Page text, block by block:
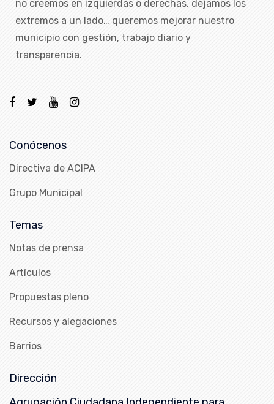
no creemos en izquierdas o derechas, dejamos los
extremos a un lado… queremos mejorar nuestro
municipio con gestión, trabajo diario y
transparencia.
Conócenos
Directiva de ACIPA
Grupo Municipal
Temas
Notas de prensa
Artículos
Propuestas pleno
Recursos y alegaciones
Barrios
Dirección